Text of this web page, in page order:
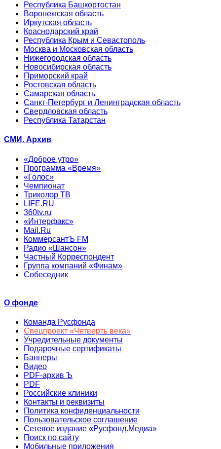
Республика Башкортостан
Воронежская область
Иркутская область
Краснодарский край
Республика Крым и Севастополь
Москва и Московская область
Нижегородская область
Новосибирская область
Приморский край
Ростовская область
Самарская область
Санкт-Петербург и Ленинградская область
Свердловская область
Республика Татарстан
СМИ. Архив
«Доброе утро»
Программа «Время»
«Голос»
Чемпионат
Триколор ТВ
LIFE.RU
360tv.ru
«Интерфакс»
Mail.Ru
КоммерсантЪ FM
Радио «Шансон»
Частный Корреспондент
Группа компаний «Финам»
Собеседник
О фонде
Команда Русфонда
Спецпроект «Четверть века»
Учредительные документы
Подарочные сертификаты
Баннеры
Видео
PDF-архив Ъ
PDF
Российские клиники
Контакты и реквизиты
Политика конфиденциальности
Пользовательское соглашение
Сетевое издание «Русфонд.Медиа»
Поиск по сайту
Мобильные приложения